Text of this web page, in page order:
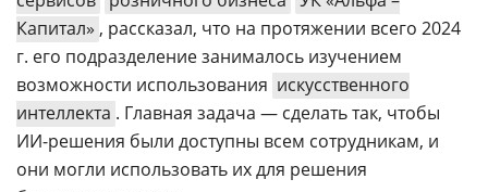
Капитал» , рассказал, что на протяжении всего 2024
г. его подразделение занималось изучением
возможности использования искусственного
интеллекта . Главная задача — сделать так, чтобы
ИИ-решения были доступны всем сотрудникам, и
они могли использовать их для решения